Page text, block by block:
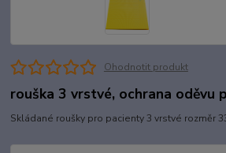
Ohodnotit produkt
rouška 3 vrstvé, ochrana oděvu
Skládané roušky pro pacienty 3 vrstvé rozměr